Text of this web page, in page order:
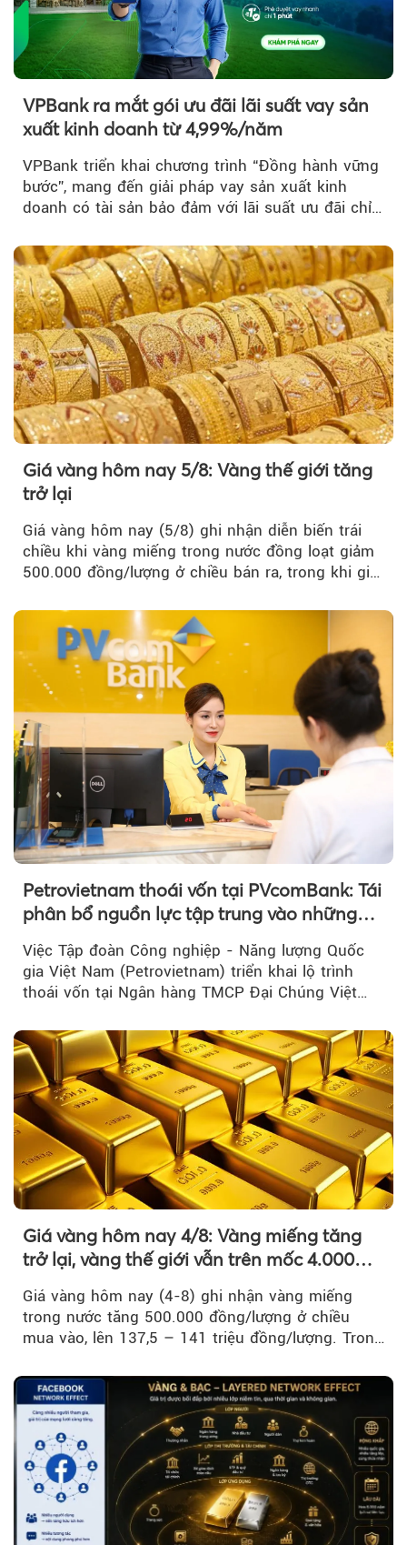
VPBank ra mắt gói ưu đãi lãi suất vay sản
xuất kinh doanh từ 4,99%/năm
VPBank triển khai chương trình “Đồng hành vững
bước”, mang đến giải pháp vay sản xuất kinh
doanh có tài sản bảo đảm với lãi suất ưu đãi chỉ
Giá vàng hôm nay 5/8: Vàng thế giới tăng
trở lại
Giá vàng hôm nay (5/8) ghi nhận diễn biến trái
chiều khi vàng miếng trong nước đồng loạt giảm
500.000 đồng/lượng ở chiều bán ra, trong khi giá
thương hiệu.
Petrovietnam thoái vốn tại PVcomBank: Tái
phân bổ nguồn lực tập trung vào những
Việc Tập đoàn Công nghiệp - Năng lượng Quốc
gia Việt Nam (Petrovietnam) triển khai lộ trình
thoái vốn tại Ngân hàng TMCP Đại Chúng Việt
Giá vàng hôm nay 4/8: Vàng miếng tăng
trở lại, vàng thế giới vẫn trên mốc 4.000
Giá vàng hôm nay (4-8) ghi nhận vàng miếng
trong nước tăng 500.000 đồng/lượng ở chiều
mua vào, lên 137,5 – 141 triệu đồng/lượng. Trong
trì trên ngưỡng 4.000 USD/ounce.